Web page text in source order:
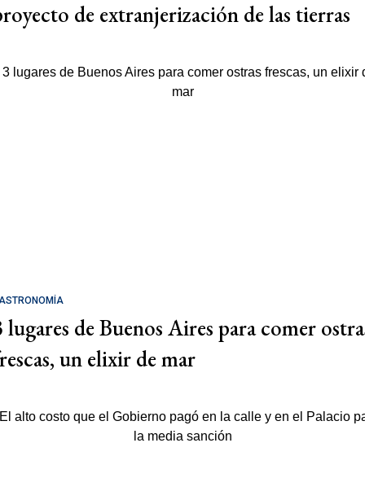
de extranjerización de las tierras
lugares de Buenos Aires para comer
un elixir de mar